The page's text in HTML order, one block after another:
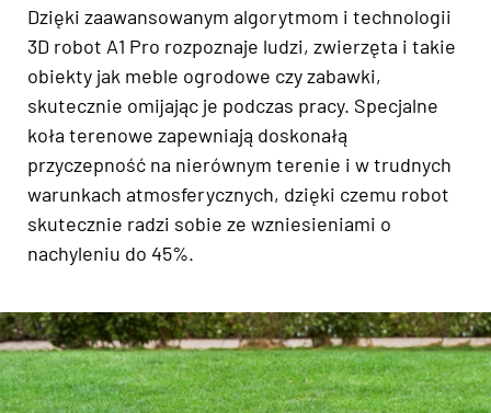
Dzięki zaawansowanym algorytmom i technologii
3D robot A1 Pro rozpoznaje ludzi, zwierzęta i takie
obiekty jak meble ogrodowe czy zabawki,
skutecznie omijając je podczas pracy. Specjalne
koła terenowe zapewniają doskonałą
przyczepność na nierównym terenie i w trudnych
warunkach atmosferycznych, dzięki czemu robot
skutecznie radzi sobie ze wzniesieniami o
nachyleniu do 45%.